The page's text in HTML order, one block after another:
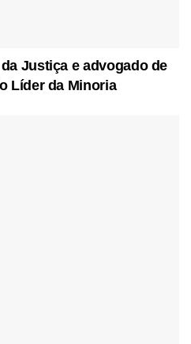
Justiça e advogado de
Líder da Minoria